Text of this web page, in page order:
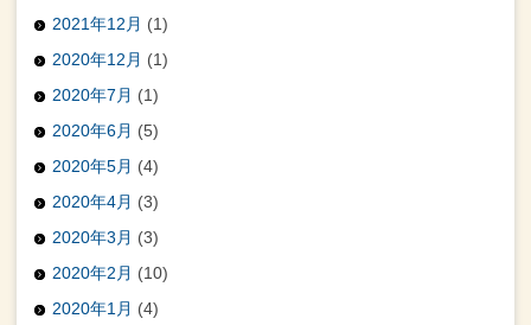
2021年12月 (1)
2020年12月 (1)
2020年7月 (1)
2020年6月 (5)
2020年5月 (4)
2020年4月 (3)
2020年3月 (3)
2020年2月 (10)
2020年1月 (4)